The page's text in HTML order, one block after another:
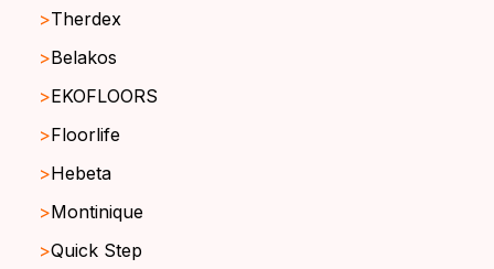
Therdex
Belakos
EKOFLOORS
Floorlife
Hebeta
Montinique
Quick Step